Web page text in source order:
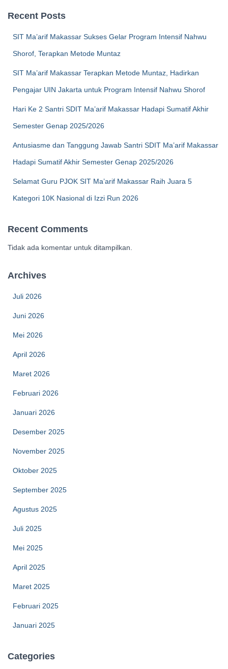
Recent Posts
SIT Ma’arif Makassar Sukses Gelar Program Intensif Nahwu
Shorof, Terapkan Metode Muntaz
SIT Ma’arif Makassar Terapkan Metode Muntaz, Hadirkan
Pengajar UIN Jakarta untuk Program Intensif Nahwu Shorof
Hari Ke 2 Santri SDIT Ma’arif Makassar Hadapi Sumatif Akhir
Semester Genap 2025/2026
Antusiasme dan Tanggung Jawab Santri SDIT Ma’arif Makassar
Hadapi Sumatif Akhir Semester Genap 2025/2026
Selamat Guru PJOK SIT Ma’arif Makassar Raih Juara 5
Kategori 10K Nasional di Izzi Run 2026
Recent Comments
Tidak ada komentar untuk ditampilkan.
Archives
Juli 2026
Juni 2026
Mei 2026
April 2026
Maret 2026
Februari 2026
Januari 2026
Desember 2025
November 2025
Oktober 2025
September 2025
Agustus 2025
Juli 2025
Mei 2025
April 2025
Maret 2025
Februari 2025
Januari 2025
Categories